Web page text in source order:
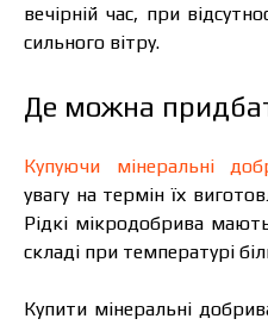
вечірній час, при
сильного вітру.
Де можна
Купуючи мінеральні
увагу на термін їх
Рідкі мікродобрива
складі при температурі
Купити мінеральні